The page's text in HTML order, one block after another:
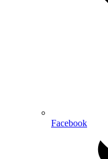
Facebook